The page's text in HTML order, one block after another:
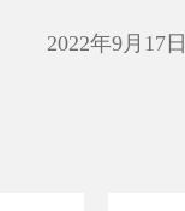
2022年9月17日